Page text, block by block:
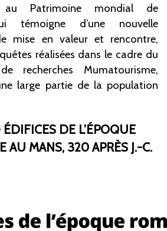
au Patrimoine mondial de
témoigne d’une nouvelle
mise en valeur et rencontre,
réalisées dans le cadre du
recherches Mumatourisme,
large partie de la population
ÉDIFICES DE L’ÉPOQUE
AU MANS, 320 APRÈS J.-C.